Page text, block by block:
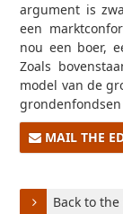
argument is
een
nou een boer,
Zoals
model van de
MAIL THE
Back to